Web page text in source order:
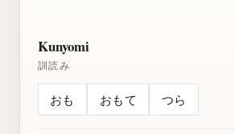
Kunyomi
訓読み
おも おもて つら